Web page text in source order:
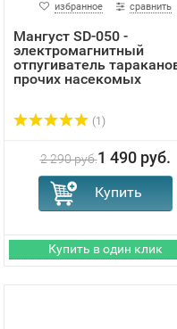
избранное сравнить
Мангуст SD-050 -
электромагнитный
отпугиватель
прочих насекомых
(1)
2 290 руб.1 490 руб.